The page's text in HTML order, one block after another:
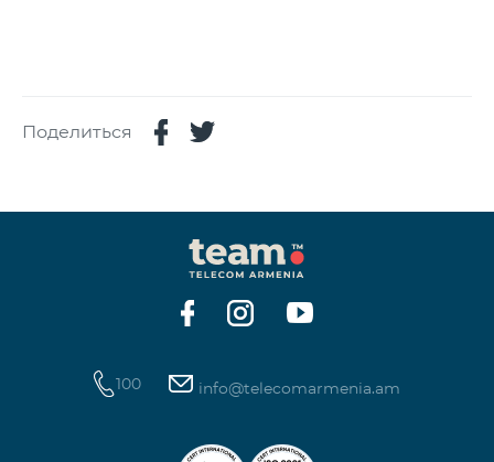
Поделиться
100 info@telecomarmenia.am